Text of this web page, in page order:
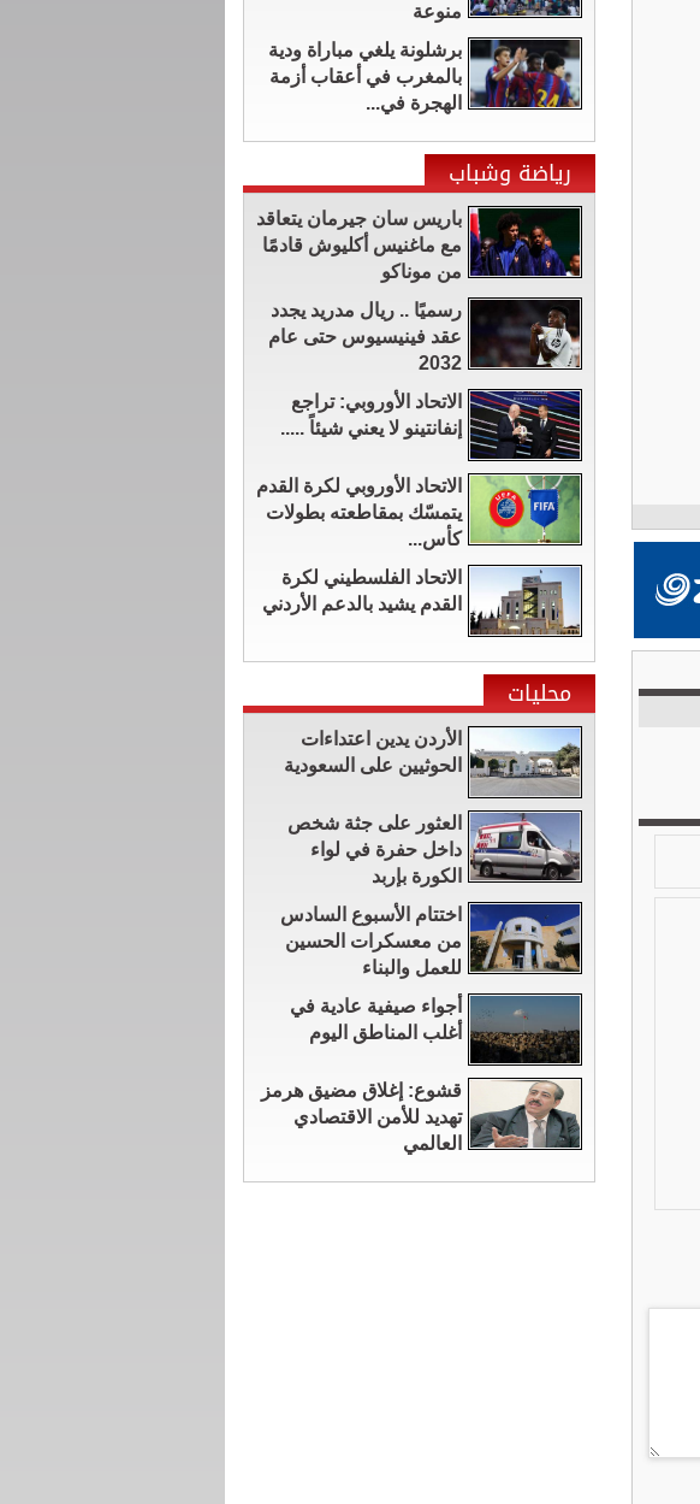
منوعة
برشلونة يلغي مباراة ودية
بالمغرب في أعقاب أزمة
الهجرة في...
رياضة وشباب
باريس سان جيرمان يتعاقد
مع ماغنيس أكليوش قادمًا
من موناكو
رسميًا .. ريال مدريد يجدد
عقد فينيسيوس حتى عام
2032
الاتحاد الأوروبي: تراجع
إنفانتينو لا يعني شيئاً .....
الاتحاد الأوروبي لكرة القدم
يتمسّك بمقاطعته بطولات
كأس...
الاتحاد الفلسطيني لكرة
القدم يشيد بالدعم الأردني
محليات
الأردن يدين اعتداءات
الحوثيين على السعودية
العثور على جثة شخص
داخل حفرة في لواء
الكورة بإربد
اختتام الأسبوع السادس
من معسكرات الحسين
للعمل والبناء
أجواء صيفية عادية في
أغلب المناطق اليوم
قشوع: إغلاق مضيق هرمز
تهديد للأمن الاقتصادي
العالمي